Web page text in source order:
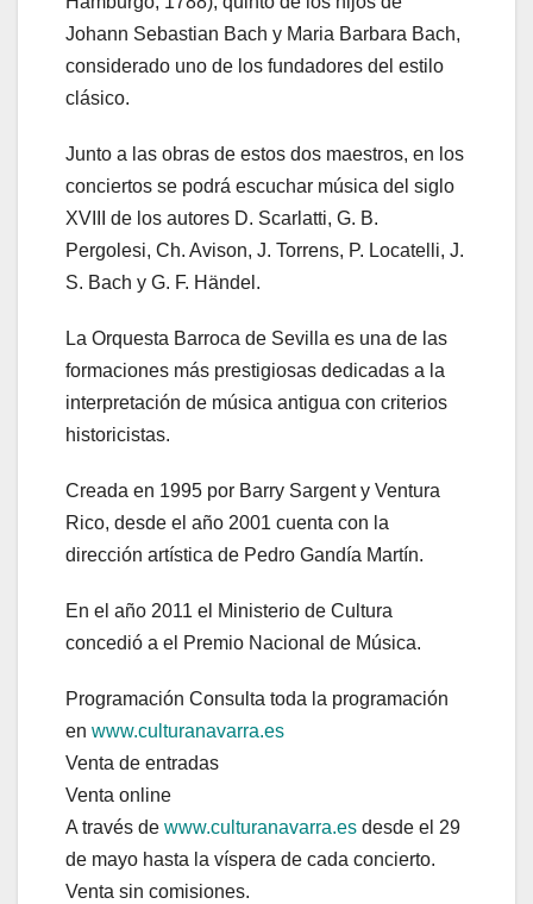
Johann Sebastian Bach y Maria Barbara Bach,
considerado uno de los fundadores del estilo
clásico.
Junto a las obras de estos dos maestros, en los
conciertos se podrá escuchar música del siglo
XVIII de los autores D. Scarlatti, G. B.
Pergolesi, Ch. Avison, J. Torrens, P. Locatelli, J.
S. Bach y G. F. Händel.
La Orquesta Barroca de Sevilla es una de las
formaciones más prestigiosas dedicadas a la
interpretación de música antigua con criterios
historicistas.
Creada en 1995 por Barry Sargent y Ventura
Rico, desde el año 2001 cuenta con la
dirección artística de Pedro Gandía Martín.
En el año 2011 el Ministerio de Cultura
concedió a el Premio Nacional de Música.
Programación Consulta toda la programación
en www.culturanavarra.es
Venta de entradas
Venta online
A través de www.culturanavarra.es desde el 29
de mayo hasta la víspera de cada concierto.
Venta sin comisiones.